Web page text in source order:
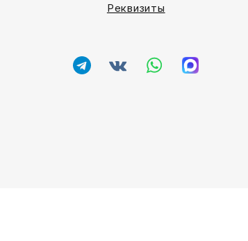
Реквизиты